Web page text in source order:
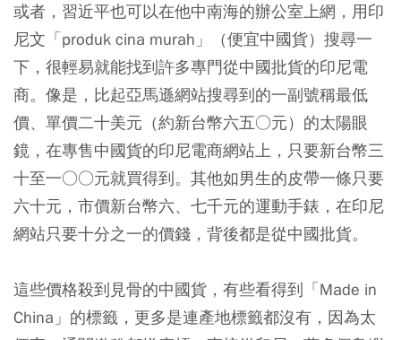
或者，習近平也可以在他中南海的辦公室上網，用印
尼文「produk cina murah」（便宜中國貨）搜尋一
下，很輕易就能找到許多專門從中國批貨的印尼電
商。像是，比起亞馬遜網站搜尋到的一副號稱最低
價、單價二十美元（約新台幣六五○元）的太陽眼
鏡，在專售中國貨的印尼電商網站上，只要新台幣三
十至一○○元就買得到。其他如男生的皮帶一條只要
六十元，市價新台幣六、七千元的運動手錶，在印尼
網站只要十分之一的價錢，背後都是從中國批貨。
這些價格殺到見骨的中國貨，有些看得到「Made in
China」的標籤，更多是連產地標籤都沒有，因為太